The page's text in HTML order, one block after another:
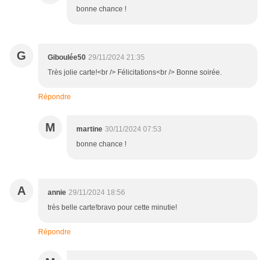
bonne chance !
G Giboulée50 29/11/2024 21:35
Très jolie carte!<br /> Félicitations<br /> Bonne soirée.
Répondre
M martine 30/11/2024 07:53
bonne chance !
A annie 29/11/2024 18:56
très belle carte!bravo pour cette minutie!
Répondre